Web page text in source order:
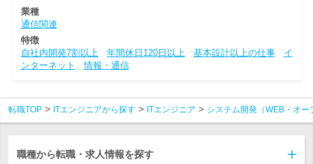
業種
通信関連
特徴
自社内開発7割以上
年間休日120日以上 基本設計以上の仕事
イ
ンターネット
情報・通信
転職TOP ITエンジニアから探す ITエンジニア システム開発（WEB・オ
職種から転職・求人情報を探す